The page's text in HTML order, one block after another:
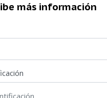
más información